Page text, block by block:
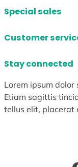
Special sales
Customer
Stay connected
Lorem ipsum
Etiam sagittis
tellus elit, placerat